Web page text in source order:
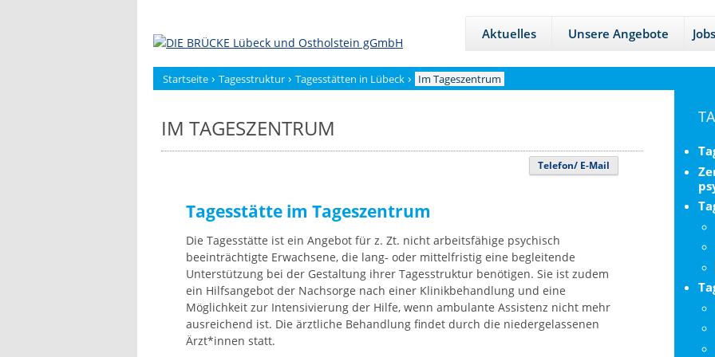
Aktuelles Unsere Angebote Jobs
Startseite › Tagesstruktur › Tagesstätten in Lübeck › Im Tageszentrum
IM TAGESZENTRUM
Telefon/ E-Mail
Tagesstätte im Tageszentrum
Die Tagesstätte ist ein Angebot für z. Zt. nicht arbeitsfähige psychisch
beeinträchtigte Erwachsene, die lang- oder mittelfristig eine begleitende
Unterstützung bei der Gestaltung ihrer Tagesstruktur benötigen. Sie ist zudem
ein Hilfsangebot der Nachsorge nach einer Klinikbehandlung und eine
Möglichkeit zur Intensivierung der Hilfe, wenn ambulante Assistenz nicht mehr
ausreichend ist. Die ärztliche Behandlung findet durch die niedergelassenen
Ärzt*innen statt.
für